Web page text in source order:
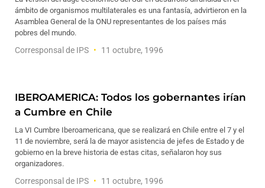
ámbito de organismos multilaterales es una fantasía, advirtieron en la
Asamblea General de la ONU representantes de los países más
pobres del mundo.
Corresponsal de IPS 11 octubre, 1996
IBEROAMERICA: Todos los gobernantes irían
a Cumbre en Chile
La VI Cumbre Iberoamericana, que se realizará en Chile entre el 7 y el
11 de noviembre, será la de mayor asistencia de jefes de Estado y de
gobierno en la breve historia de estas citas, señalaron hoy sus
organizadores.
Corresponsal de IPS 11 octubre, 1996